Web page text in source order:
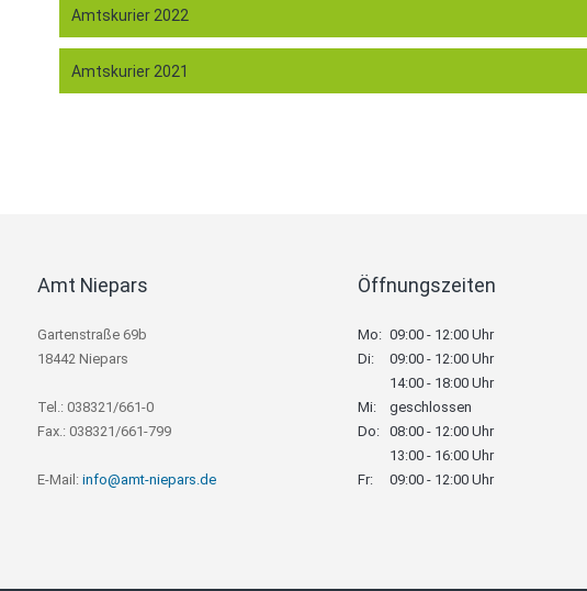
Amtskurier 2022
Amtskurier 2021
Amt Niepars
Gartenstraße 69b
18442 Niepars
Tel.: 038321/661-0
Fax.: 038321/661-799
E-Mail: info@amt-niepars.de
Öffnungszeiten
Mo: 09:00 - 12:00 Uhr
Di:
09:00 - 12:00 Uhr
14:00 - 18:00 Uhr
Mi:
geschlossen
Do: 08:00 - 12:00 Uhr
13:00 - 16:00 Uhr
Fr:
09:00 - 12:00 Uhr